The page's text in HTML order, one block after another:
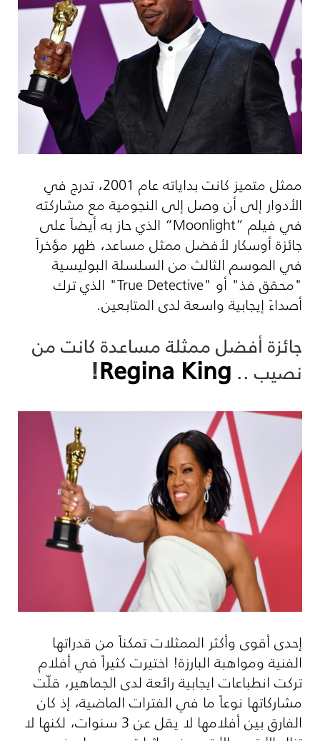
ممثل متميز كانت بداياته عام 2001، تدرج في
الأدوار إلى أن وصل إلى النجومية مع مشاركته
في فيلم “Moonlight” الذي حاز به أيضاً على
جائزة أوسكار لأفضل ممثل مساعد، ظهر مؤخراً
في الموسم الثالث من السلسلة البوليسية
"محقق فذ" أو "True Detective" الذي ترك
أصداءً إيجابية واسعة لدى المتابعين.
جائزة أفضل ممثلة مساعدة كانت من
نصيب .. Regina King
!
إحدى أقوى وأكثر الممثلات تمكناً من قدراتها
الفنية ومواهبة البارزة! اختيرت كثيراً في أفلام
تركت انطباعات ايجابية رائعة لدى الجماهير، قلّت
مشاركاتها نوعاً ما في الفترات الماضية، إذ كان
الفارق بين أفلامها لا يقل عن 3 سنوات، لكنها لا